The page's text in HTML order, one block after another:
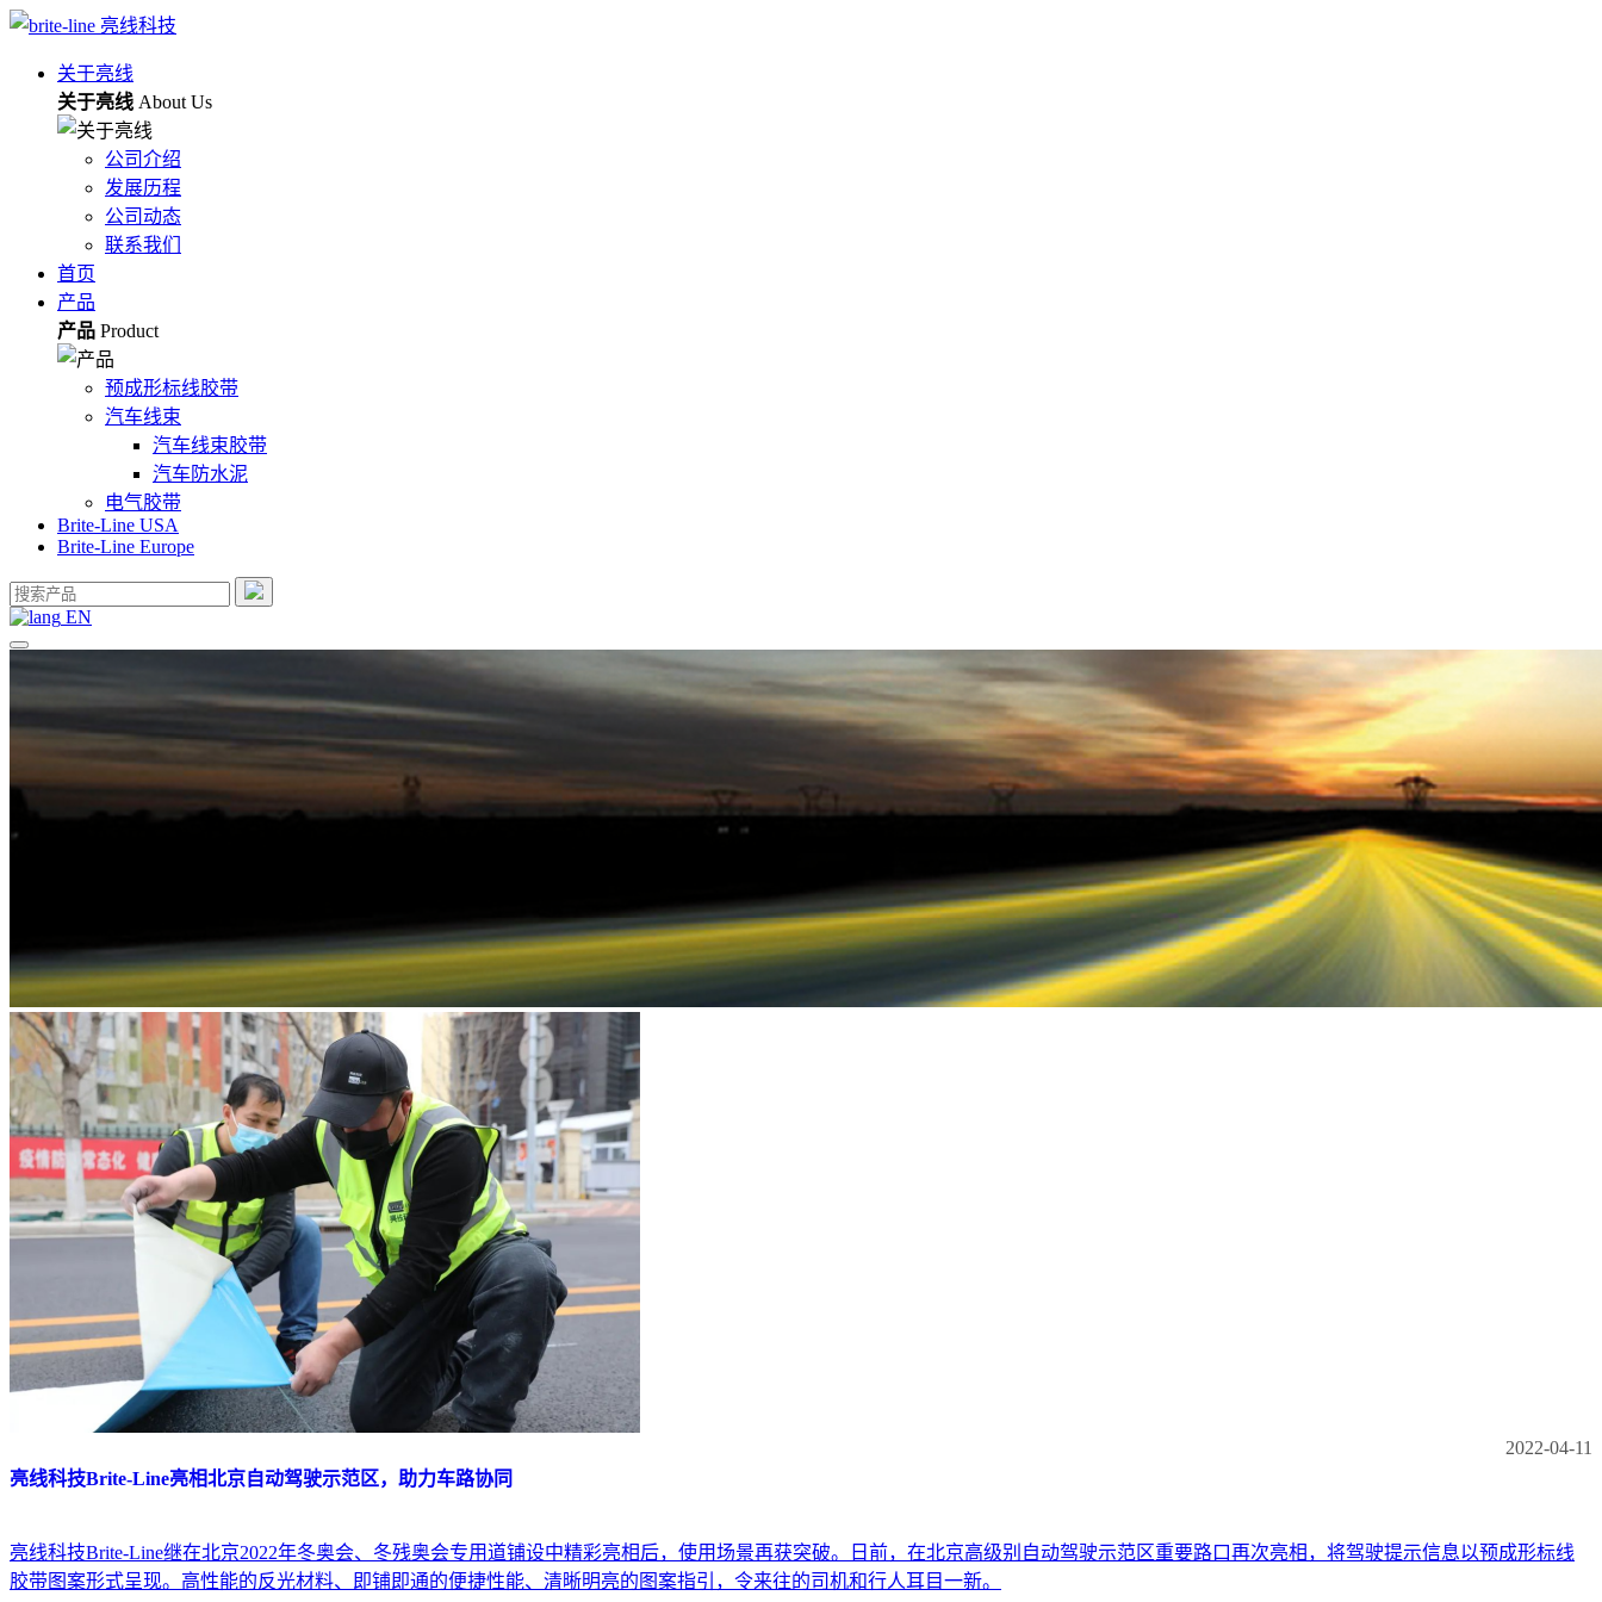
关于亮线
关于亮线 About Us
公司介绍
发展历程
公司动态
联系我们
首页
产品
产品 Product
预成形标线胶带
汽车线束
汽车线束胶带
汽车防水泥
电气胶带
Brite-Line USA
Brite-Line Europe
EN
亮线科技Brite-Line亮相北京自动驾驶示范区，助力车路协同
2022-04-11
亮线科技Brite-Line继在北京2022年冬奥会、冬残奥会专用道铺设中精彩亮相后，使用场景再获突破。日前，在北京高级别自动驾驶示范区重要路口再次亮相，将驾驶提示信息以预成形标线
胶带图案形式呈现。高性能的反光材料、即铺即通的便捷性能、清晰明亮的图案指引，令来往的司机和行人耳目一新。